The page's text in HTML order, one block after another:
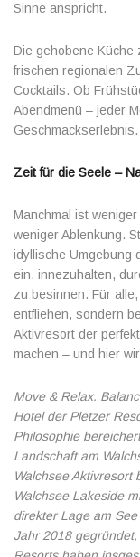
Sinne anspricht.
Die gehobene Küche
frischen regionalen
Cocktails. Ob
Abendmenü – jeder
Geschmackserlebnis.
Zeit für die Seele –
Manchmal ist
weniger Ablenkung.
idyllische Umgebung
ein, innezuhalten,
zu besinnen. Für
entfliehen, sondern
Aktivresort der
machen – und hier
Move & Relax.
Hotel der Pletzer
Philosophie
Landschaft am
Walchsee Aktivresort
Walchsee Lakeside
direkter Lage am
Jahr 2018